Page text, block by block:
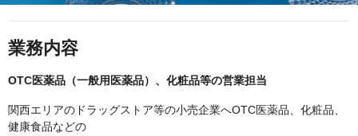
業務内容
OTC医薬品（一般用医薬品）、化粧品等の営業担当
関西エリアのドラッグストア等の小売企業へOTC医薬品、化粧品、
健康食品などの